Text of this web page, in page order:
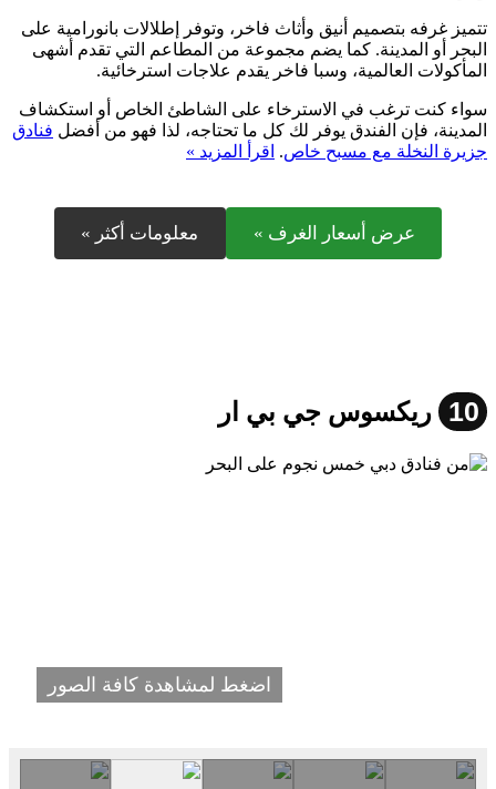
تتميز غرفه بتصميم أنيق وأثاث فاخر، وتوفر إطلالات بانورامية على
البحر أو المدينة. كما يضم مجموعة من المطاعم التي تقدم أشهى
المأكولات العالمية، وسبا فاخر يقدم علاجات استرخائية.
سواء كنت ترغب في الاسترخاء على الشاطئ الخاص أو استكشاف
المدينة، فإن الفندق يوفر لك كل ما تحتاجه، لذا فهو من أفضل فنادق
جزيرة النخلة مع مسبح خاص. اقرأ المزيد »
عرض أسعار الغرف » معلومات أكثر »
10 ريكسوس جي بي ار
اضغط لمشاهدة كافة الصور